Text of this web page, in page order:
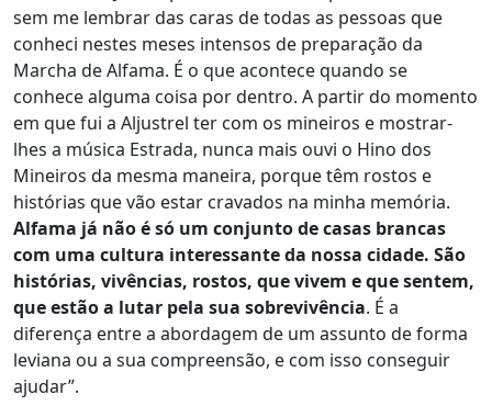
sem me lembrar das caras de todas as pessoas que
conheci nestes meses intensos de preparação da
Marcha de Alfama. É o que acontece quando se
conhece alguma coisa por dentro. A partir do momento
em que fui a Aljustrel ter com os mineiros e mostrar-
lhes a música Estrada, nunca mais ouvi o Hino dos
Mineiros da mesma maneira, porque têm rostos e
histórias que vão estar cravados na minha memória.
Alfama já não é só um conjunto de casas brancas
com uma cultura interessante da nossa cidade. São
histórias, vivências, rostos, que vivem e que sentem,
que estão a lutar pela sua sobrevivência. É a
diferença entre a abordagem de um assunto de forma
leviana ou a sua compreensão, e com isso conseguir
ajudar”.